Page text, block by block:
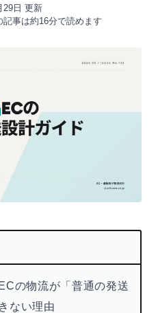
29日 更新
記事は約16分で読めます
の物流が「普通の発送
ない理由